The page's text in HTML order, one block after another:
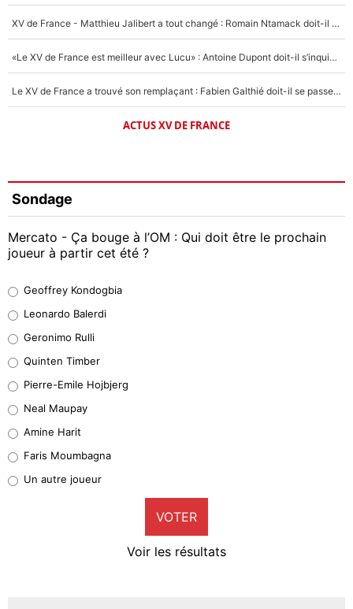
XV de France - Matthieu Jalibert a tout changé : Romain Ntamack doit-il s’inquiéter pour sa place à un an de la Coupe du monde ?
«Le XV de France est meilleur avec Lucu» : Antoine Dupont doit-il s’inquiéter pour sa place ?
Le XV de France a trouvé son remplaçant : Fabien Galthié doit-il se passer d'Antoine Dupont ?
ACTUS XV DE FRANCE
Sondage
Mercato - Ça bouge à l’OM : Qui doit être le prochain
joueur à partir cet été ?
38%
32%
5%
1%
9%
Geoffrey Kondogbia
Leonardo Balerdi
Geronimo Rulli
Quinten Timber
Pierre-Emile Hojbjerg
Neal Maupay
Amine Harit
Faris Moumbagna
Un autre joueur
VOTER
Voir les résultats